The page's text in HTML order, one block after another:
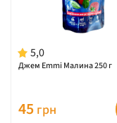
5,0
Джем Emmi Малина 250 г
45 грн